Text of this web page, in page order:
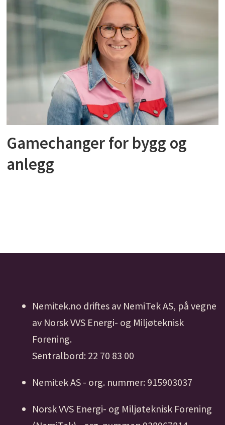
Gamechanger for bygg og
anlegg
Nemitek.no driftes av NemiTek AS, på vegne
av Norsk VVS Energi- og Miljøteknisk
Forening.
Sentralbord: 22 70 83 00
Nemitek AS - org. nummer: 915903037
Norsk VVS Energi- og Miljøteknisk Forening